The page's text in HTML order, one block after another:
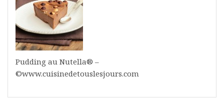
Pudding au Nutella® –
©www.cuisinedetouslesjours.com